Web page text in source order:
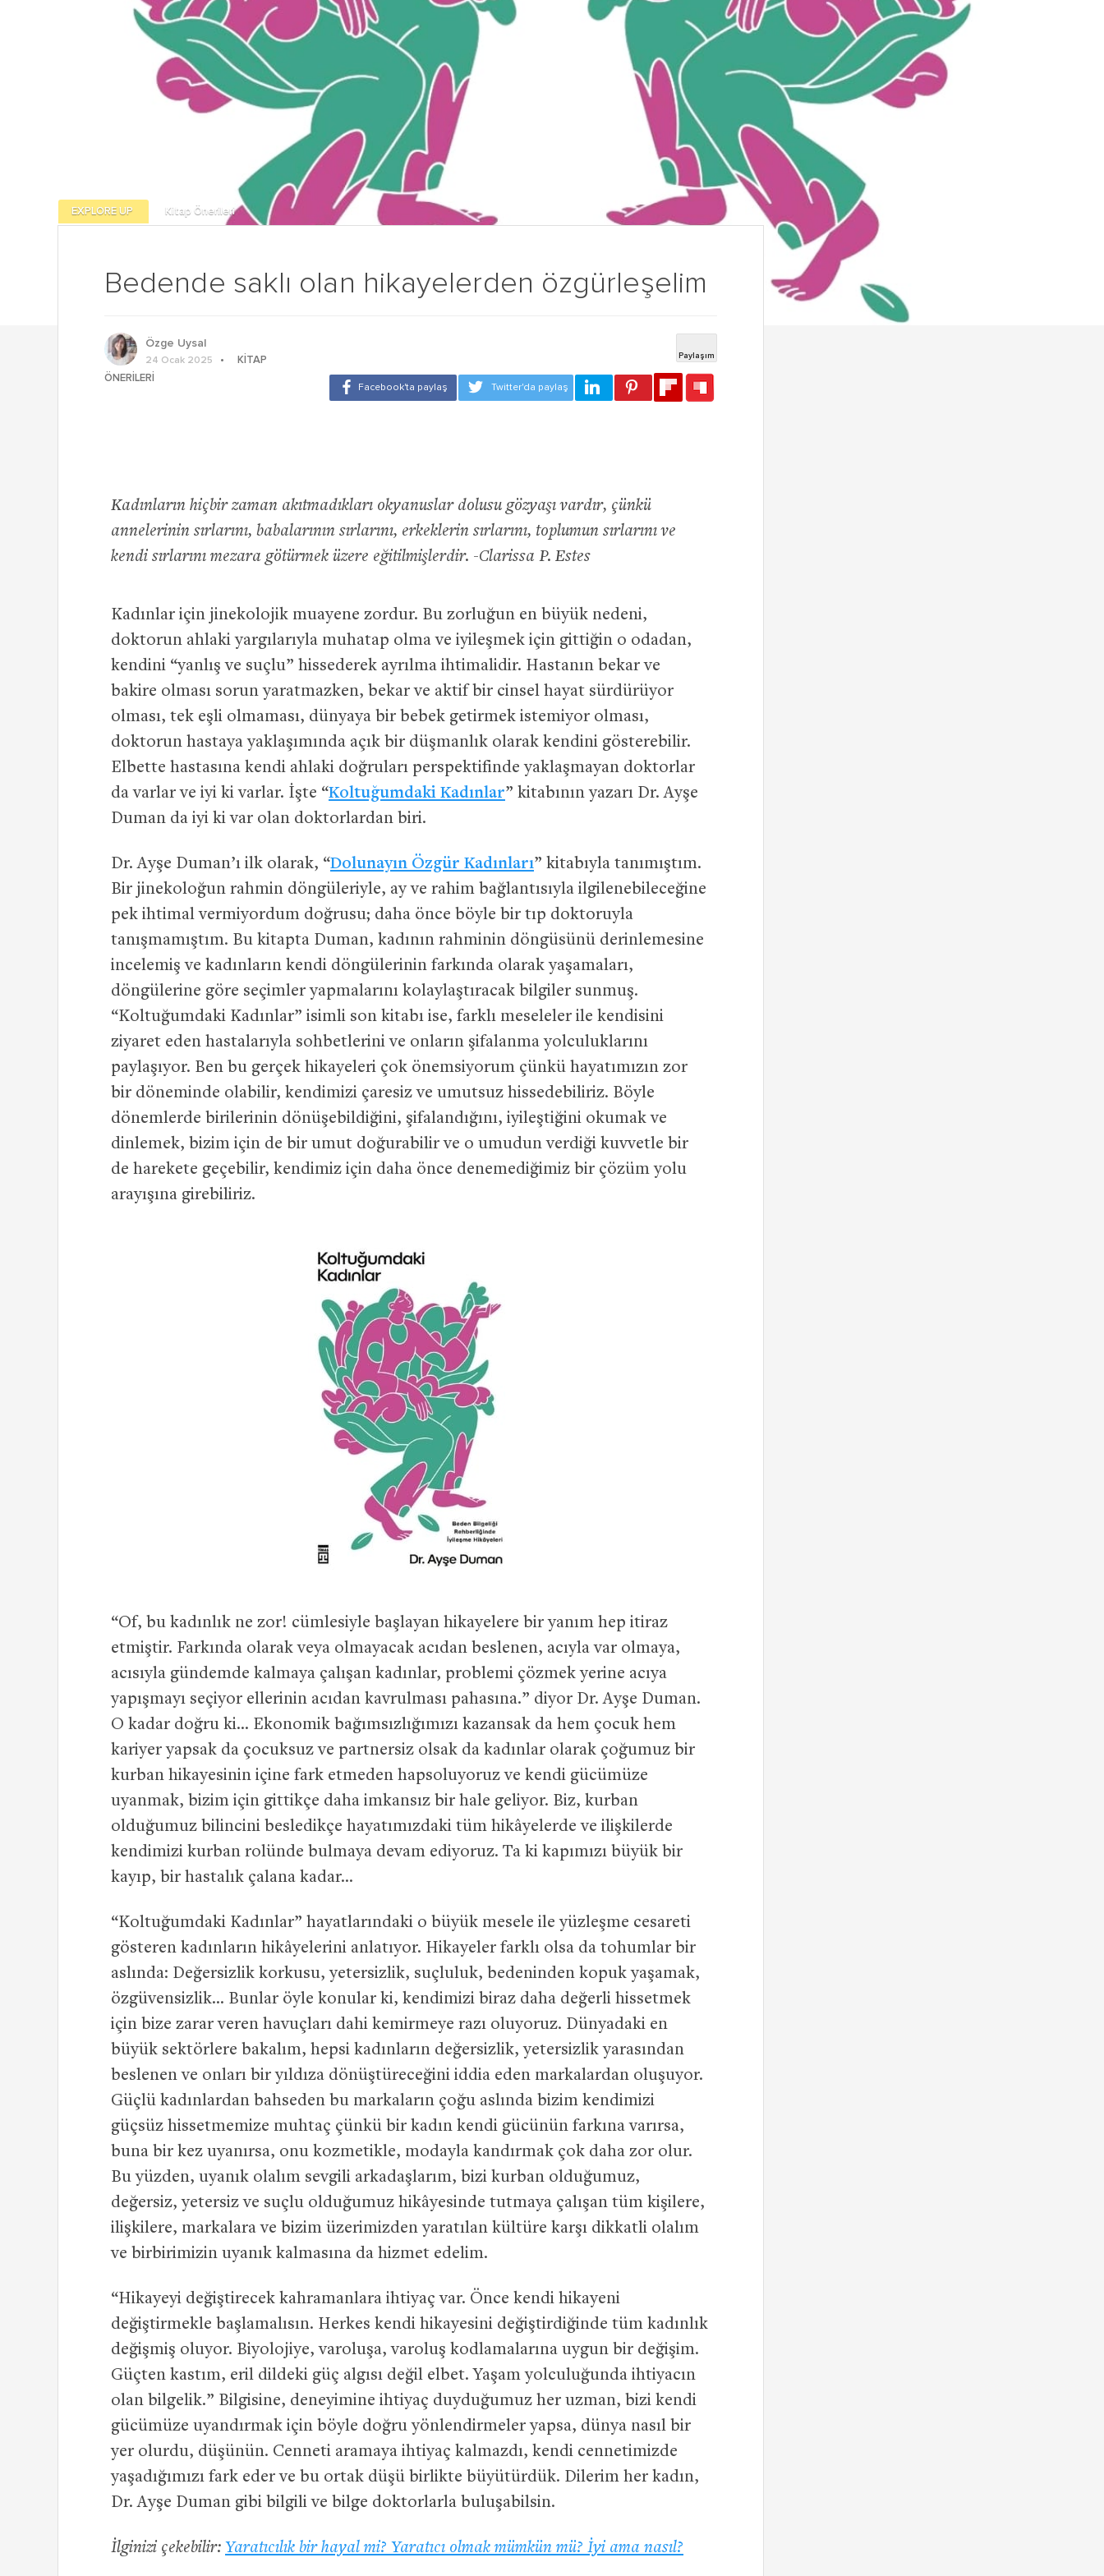
Bedende saklı olan hikayelerden özgürleşelim
EXPLORE UP Kitap Önerileri
Özge Uysal
24 Ocak 2025
KITAP
ÖNERILERI
Kadınların hiçbir zaman akıtmadıkları okyanuslar dolusu gözyaşı vardır, çünkü
annelerinin sırlarını, babalarının sırlarını, erkeklerin sırlarını, toplumun sırlarını ve
kendi sırlarını mezara götürmek üzere eğitilmişlerdir. -Clarissa P. Estes
Kadınlar için jinekolojik muayene zordur. Bu zorluğun en büyük nedeni,
doktorun ahlaki yargılarıyla muhatap olma ve iyileşmek için gittiğin o odadan,
kendini “yanlış ve suçlu” hissederek ayrılma ihtimalidir. Hastanın bekar ve
bakire olması sorun yaratmazken, bekar ve aktif bir cinsel hayat sürdürüyor
olması, tek eşli olmaması, dünyaya bir bebek getirmek istemiyor olması,
doktorun hastaya yaklaşımında açık bir düşmanlık olarak kendini gösterebilir.
Elbette hastasına kendi ahlaki doğruları perspektifinde yaklaşmayan doktorlar
da varlar ve iyi ki varlar. İşte “Koltuğumdaki Kadınlar” kitabının yazarı Dr. Ayşe
Duman da iyi ki var olan doktorlardan biri.
Dr. Ayşe Duman’ı ilk olarak, “Dolunayın Özgür Kadınları” kitabıyla tanımıştım.
Bir jinekoloğun rahmin döngüleriyle, ay ve rahim bağlantısıyla ilgilenebileceğine
pek ihtimal vermiyordum doğrusu; daha önce böyle bir tıp doktoruyla
tanışmamıştım. Bu kitapta Duman, kadının rahminin döngüsünü derinlemesine
incelemiş ve kadınların kendi döngülerinin farkında olarak yaşamaları,
döngülerine göre seçimler yapmalarını kolaylaştıracak bilgiler sunmuş.
“Koltuğumdaki Kadınlar” isimli son kitabı ise, farklı meseleler ile kendisini
ziyaret eden hastalarıyla sohbetlerini ve onların şifalanma yolculuklarını
paylaşıyor. Ben bu gerçek hikayeleri çok önemsiyorum çünkü hayatımızın zor
bir döneminde olabilir, kendimizi çaresiz ve umutsuz hissedebiliriz. Böyle
dönemlerde birilerinin dönüşebildiğini, şifalandığını, iyileştiğini okumak ve
dinlemek, bizim için de bir umut doğurabilir ve o umudun verdiği kuvvetle bir
de harekete geçebilir, kendimiz için daha önce denemediğimiz bir çözüm yolu
arayışına girebiliriz.
“Of, bu kadınlık ne zor! cümlesiyle başlayan hikayelere bir yanım hep itiraz
etmiştir. Farkında olarak veya olmayacak acıdan beslenen, acıyla var olmaya,
acısıyla gündemde kalmaya çalışan kadınlar, problemi çözmek yerine acıya
yapışmayı seçiyor ellerinin acıdan kavrulması pahasına.” diyor Dr. Ayşe Duman.
O kadar doğru ki… Ekonomik bağımsızlığımızı kazansak da hem çocuk hem
kariyer yapsak da çocuksuz ve partnersiz olsak da kadınlar olarak çoğumuz bir
kurban hikayesinin içine fark etmeden hapsoluyoruz ve kendi gücümüze
uyanmak, bizim için gittikçe daha imkansız bir hale geliyor. Biz, kurban
olduğumuz bilincini besledikçe hayatımızdaki tüm hikâyelerde ve ilişkilerde
kendimizi kurban rolünde bulmaya devam ediyoruz. Ta ki kapımızı büyük bir
kayıp, bir hastalık çalana kadar…
“Koltuğumdaki Kadınlar” hayatlarındaki o büyük mesele ile yüzleşme cesareti
gösteren kadınların hikâyelerini anlatıyor. Hikayeler farklı olsa da tohumlar bir
aslında: Değersizlik korkusu, yetersizlik, suçluluk, bedeninden kopuk yaşamak,
özgüvensizlik… Bunlar öyle konular ki, kendimizi biraz daha değerli hissetmek
için bize zarar veren havuçları dahi kemirmeye razı oluyoruz. Dünyadaki en
büyük sektörlere bakalım, hepsi kadınların değersizlik, yetersizlik yarasından
beslenen ve onları bir yıldıza dönüştüreceğini iddia eden markalardan oluşuyor.
Güçlü kadınlardan bahseden bu markaların çoğu aslında bizim kendimizi
güçsüz hissetmemize muhtaç çünkü bir kadın kendi gücünün farkına varırsa,
buna bir kez uyanırsa, onu kozmetikle, modayla kandırmak çok daha zor olur.
Bu yüzden, uyanık olalım sevgili arkadaşlarım, bizi kurban olduğumuz,
değersiz, yetersiz ve suçlu olduğumuz hikâyesinde tutmaya çalışan tüm kişilere,
ilişkilere, markalara ve bizim üzerimizden yaratılan kültüre karşı dikkatli olalım
ve birbirimizin uyanık kalmasına da hizmet edelim.
“Hikayeyi değiştirecek kahramanlara ihtiyaç var. Önce kendi hikayeni
değiştirmekle başlamalısın. Herkes kendi hikayesini değiştirdiğinde tüm kadınlık
değişmiş oluyor. Biyolojiye, varoluşa, varoluş kodlamalarına uygun bir değişim.
Güçten kastım, eril dildeki güç algısı değil elbet. Yaşam yolculuğunda ihtiyacın
olan bilgelik.” Bilgisine, deneyimine ihtiyaç duyduğumuz her uzman, bizi kendi
gücümüze uyandırmak için böyle doğru yönlendirmeler yapsa, dünya nasıl bir
yer olurdu, düşünün. Cenneti aramaya ihtiyaç kalmazdı, kendi cennetimizde
yaşadığımızı fark eder ve bu ortak düşü birlikte büyütürdük. Dilerim her kadın,
Dr. Ayşe Duman gibi bilgili ve bilge doktorlarla buluşabilsin.
İlginizi çekebilir: Yaratıcılık bir hayal mi? Yaratıcı olmak mümkün mü? İyi ama nasıl?